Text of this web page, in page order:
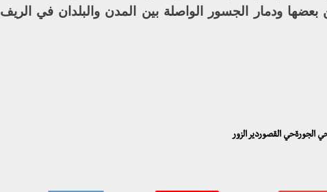
ودمار الجسور الواصلة بين المدن والبلدان في الريف
الجورةحي القصوردير الزور